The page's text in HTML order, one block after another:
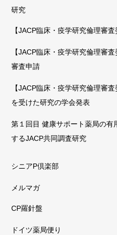
研究
【JACP臨床・疫学研究倫理審
【JACP臨床・疫学研究倫理審
審査申請
【JACP臨床・疫学研究倫理審
を受けた研究の学会発表
第１回目 健康サポート薬局の有
するJACP共同調査研究
シニアP倶楽部
メルマガ
CP羅針盤
ドイツ薬局便り